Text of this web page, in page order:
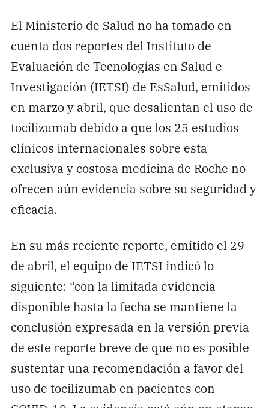
El Ministerio de Salud no ha tomado en
cuenta dos reportes del Instituto de
Evaluación de Tecnologías en Salud e
Investigación (IETSI) de EsSalud, emitidos
en marzo y abril, que desalientan el uso de
tocilizumab debido a que los 25 estudios
clínicos internacionales sobre esta
exclusiva y costosa medicina de Roche no
ofrecen aún evidencia sobre su seguridad y
eficacia.
En su más reciente reporte, emitido el 29
de abril, el equipo de IETSI indicó lo
siguiente: “con la limitada evidencia
disponible hasta la fecha se mantiene la
conclusión expresada en la versión previa
de este reporte breve de que no es posible
sustentar una recomendación a favor del
uso de tocilizumab en pacientes con